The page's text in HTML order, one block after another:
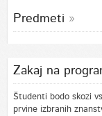
Predmeti
Zakaj na
Študenti bodo skozi
prvine izbranih